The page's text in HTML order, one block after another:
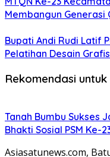
Membangun Generasi
Bupati Andi Rudi Latif
Pelatihan Desain
Rekomendasi untuk
Tanah Bumbu Sukses
Bhakti Sosial PSM Ke-
Asiasatunews.com,